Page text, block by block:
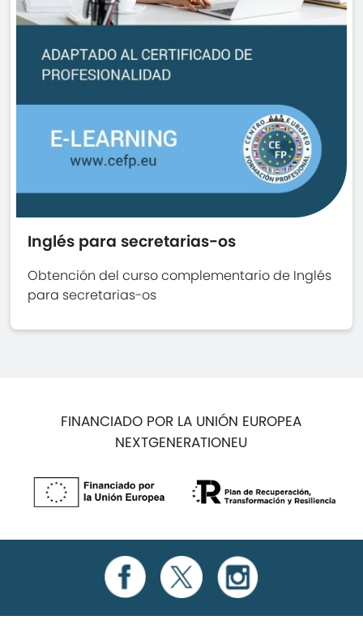
Inglés para secretarias-os
Obtención del curso complementario de Inglés
para secretarias-os
FINANCIADO POR LA UNIÓN EUROPEA
NEXTGENERATIONEU